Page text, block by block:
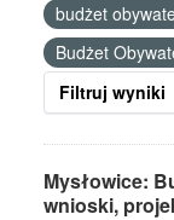
budżet
Budżet
Filtruj wyniki
Mysłowice:
wnioski,